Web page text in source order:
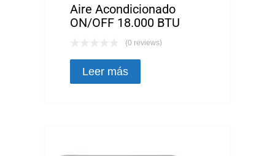
Aire Acondicionado
ON/OFF 18.000 BTU
(0 reviews)
Leer más